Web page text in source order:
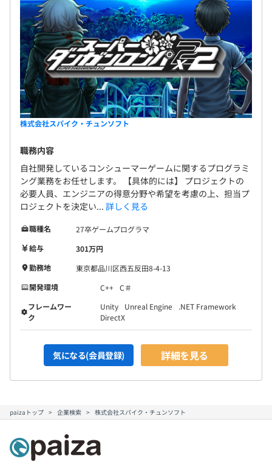
株式会社スパイク・チュンソフト
職務内容
自社開発しているコンシューマーゲームに関するプログラミ
ング業務をお任せします。 【具体的には】 プロジェクトの
必要人員、エンジニアの得意分野や希望を考慮の上、担当プ
ロジェクトを決定い... 詳しく見る
職種名
27卒ゲームプログラマ
給与
301万円
勤務地
東京都品川区西五反田8-4-13
開発環境
C++ C＃
フレームワー
ク
Unity Unreal Engine
.NET Framework
DirectX
気になる(会員登録) 詳細を見る
paizaトップ 企業検索 株式会社スパイク・チュンソフト